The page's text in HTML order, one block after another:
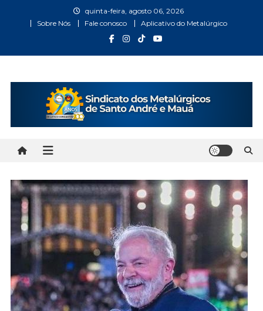
quinta-feira, agosto 06, 2026
Sobre Nós
Fale conosco Aplicativo do Metalúrgico
Metalúrgicos Santo André
e Mauá